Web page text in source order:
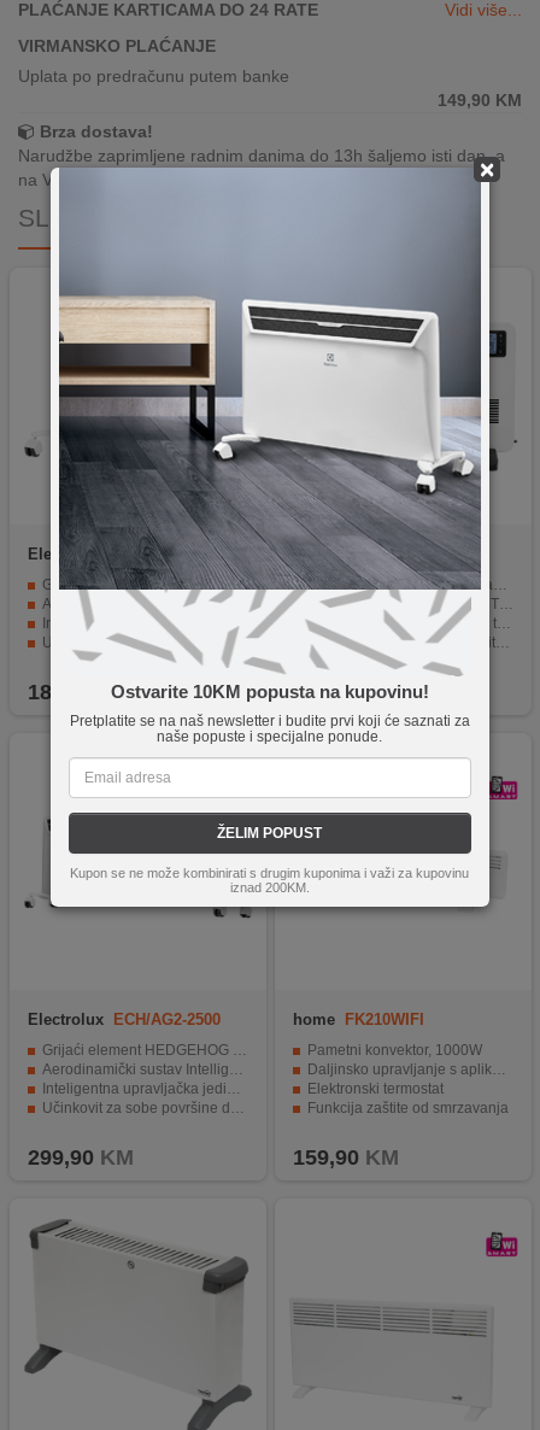
×
Ostvarite 10KM popusta na kupovinu!
Pretplatite se na naš newsletter i budite prvi koji će saznati za
naše popuste i specijalne ponude.
ŽELIM POPUST
Kupon se ne može kombinirati s drugim kuponima i važi za kupovinu
iznad 200KM.
PLAĆANJE KARTICAMA DO 24 RATE
Vidi više...
VIRMANSKO PLAĆANJE
Uplata po predračunu putem banke
149,90 KM
Brza dostava!
Narudžbe zaprimljene radnim danima do 13h šaljemo isti dan, a
na Vašoj adresi paket je već za 24–48h.
SLIČNI PROIZVODI
Electrolux
ECH/AG2-1000
3BE EEC
Grijaći element HEDGEHOG za brže postizanje radne temperature
Aerodinamički sustav Intelligent Air Dynamic
Inteligentna upravljačka jedinica s LED display-om
Učinkovit za sobe površine do 12 m²
Upravljanje putem mobilne aplikacije putem Wi-Fi-ja
189,90 KM
home FK320WIFI
Moderni grijač kojim se upravlja pametnim telefonom
Tri nivoa snage, do 2000 W Turbo ventilator za bržu distribuciju topline
Digitalni termostat i 24-satni tajmer
Zaštita od smrzavanja i zaštita od pregrijavanja
Može se upravljati daljinskim upravljačem i dodirnim tipkama
129,90KM
Electrolux
ECH/AG2-2500
3BE EEC
Grijaći element HEDGEHOG za brže postizanje radne temperature
Aerodinamički sustav Intelligent Air Dynamic
Inteligentna upravljačka jedinica s LED display-om
Učinkovit za sobe površine do 28 m²
299,90 KM
home FK210WIFI
Pametni konvektor, 1000W
Daljinsko upravljanje s aplikacijom putem WiFi veze
Elektronski termostat
Funkcija zaštite od smrzavanja
159,90 KM